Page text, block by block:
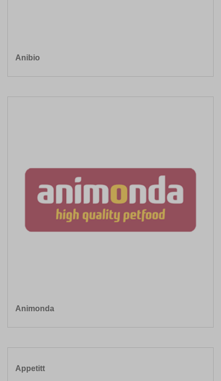
Anibio
Animonda
Appetitt